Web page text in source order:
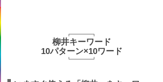
柳井キーワード
10パターン×10ワード